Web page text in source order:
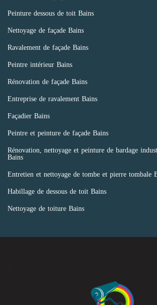
Peinture dessous de toit Bains
Nettoyage de façade Bains
Ravalement de façade Bains
Peintre intérieur Bains
Rénovation de façade Bains
Entreprise de ravalement Bains
Façadier Bains
Peintre et peinture de façade Bains
Rénovation, nettoyage et peinture de bardage
Bains
Entretien et nettoyage de tombe et pierre tombale
Habillage de dessous de toit Bains
Nettoyage de toiture Bains